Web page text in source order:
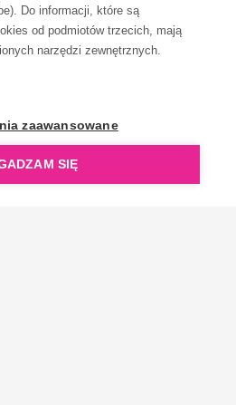
Do informacji, które są
od podmiotów trzecich, mają
narzędzi zewnętrznych.
zaawansowane
SIĘ
częścią ReflectGroup.